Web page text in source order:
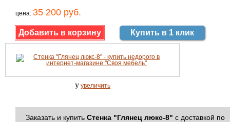
цена: 35 200 руб.
Купить в 1 клик
y увеличить
Заказать и купить Стенка "Глянец люкс-8" с доставкой по